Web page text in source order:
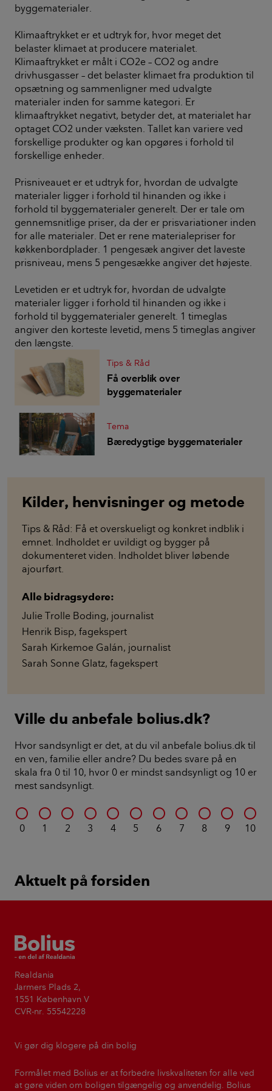
byggematerialer.
Klimaaftrykket er et udtryk for, hvor meget det
belaster klimaet at producere materialet.
Klimaaftrykket er målt i CO2e – CO2 og andre
drivhusgasser – det belaster klimaet fra produktion til
opsætning og sammenligner med udvalgte
materialer inden for samme kategori. Er
klimaaftrykket negativt, betyder det, at materialet har
optaget CO2 under væksten. Tallet kan variere ved
forskellige produkter og kan opgøres i forhold til
forskellige enheder.
Prisniveauet er et udtryk for, hvordan de udvalgte
materialer ligger i forhold til hinanden og ikke i
forhold til byggematerialer generelt. Der er tale om
gennemsnitlige priser, da der er prisvariationer inden
for alle materialer. Det er rene materialepriser for
køkkenbordplader. 1 pengesæk angiver det laveste
prisniveau, mens 5 pengesække angiver det højeste.
Levetiden er et udtryk for, hvordan de udvalgte
materialer ligger i forhold til hinanden og ikke i
forhold til byggematerialer generelt. 1 timeglas
angiver den korteste levetid, mens 5 timeglas angiver
den længste.
Tips & Råd
Få overblik over
byggematerialer
Tema
Bæredygtige byggematerialer
Kilder, henvisninger og metode
Tips & Råd: Få et overskueligt og konkret indblik i
emnet. Indholdet er uvildigt og bygger på
dokumenteret viden. Indholdet bliver løbende
ajourført.
Alle bidragsydere:
Julie Trolle Boding, journalist
Henrik Bisp, fagekspert
Sarah Kirkemoe Galán, journalist
Sarah Sonne Glatz, fagekspert
Ville du anbefale bolius.dk?
Hvor sandsynligt er det, at du vil anbefale bolius.dk til
en ven, familie eller andre? Du bedes svare på en
skala fra 0 til 10, hvor 0 er mindst sandsynligt og 10 er
mest sandsynligt.
0 1 2 3 4 5 6 7 8 9 10
Aktuelt på forsiden
Bolius
Realdania
Jarmers Plads 2,
1551 København V
CVR-nr. 55542228
Vi gør dig klogere på din bolig
Formålet med Bolius er at forbedre livskvaliteten for alle ved
at gøre viden om boligen tilgængelig og anvendelig. Bolius